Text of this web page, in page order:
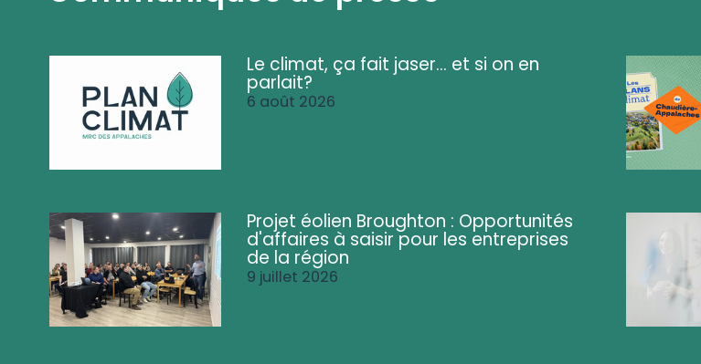
Le climat, ça fait jaser... et si on en
parlait?
6 août 2026
Projet éolien Broughton : Opportunités
d'affaires à saisir pour les entreprises
de la région
9 juillet 2026